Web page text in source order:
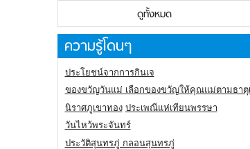
ดูทั้งหมด
ความรู้โดนๆ
ประโยชน์จากการกินเจ
ของขวัญวันแม่ เลือกของขวัญให้คุณแม่ตามธาตุเ
นิราศภูเขาทอง ประเพณีแห่เทียนพรรษา
วันไหว้พระจันทร์
ประวัติสุนทรภู่ กลอนสุนทรภู่